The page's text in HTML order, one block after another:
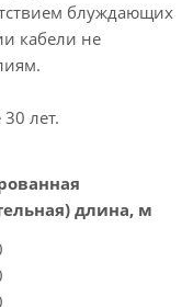
блуждающих
кабели не
лет.
длина, м